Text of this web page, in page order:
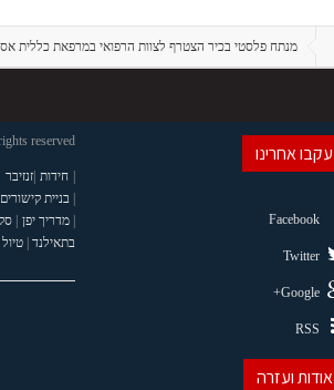
מנתח פלסטי בכיר הצטרף לצוות הרפואי במרפאת כללית
עקבו אחרינו
Facebook
Twitter
Google+
RSS
אודות ועזרה
reserved
| חידות |זנזיבר
| בניית קישורים
| מדריך יפן |
בתאילנד|